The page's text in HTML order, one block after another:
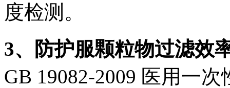
度检测。
3、防护服颗粒物过滤效
GB 19082-2009 医用一